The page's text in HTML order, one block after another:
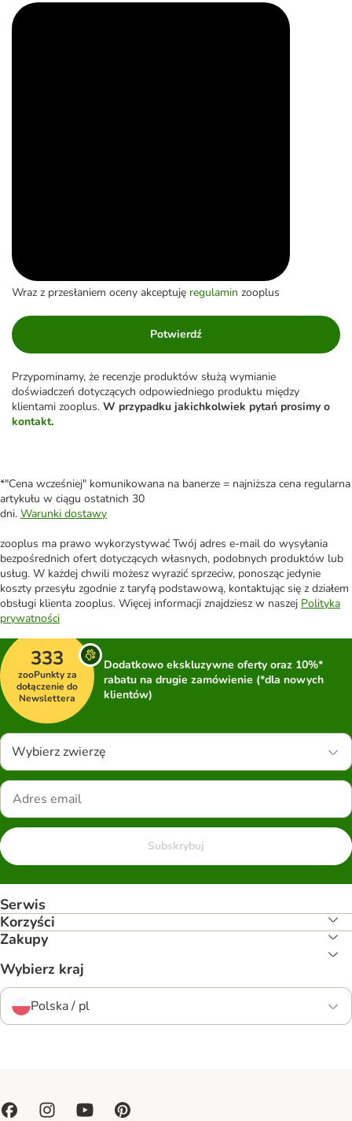
Wraz z przesłaniem oceny akceptuję regulamin zooplus
Potwierdź
Przypominamy, że recenzje produktów służą wymianie
doświadczeń dotyczących odpowiedniego produktu między
klientami zooplus. W przypadku jakichkolwiek pytań prosimy o
kontakt.
*"Cena wcześniej" komunikowana na banerze = najniższa cena regularna
artykułu w ciągu ostatnich 30
dni. Warunki dostawy
zooplus ma prawo wykorzystywać Twój adres e-mail do wysyłania
bezpośrednich ofert dotyczących własnych, podobnych produktów lub
usług. W każdej chwili możesz wyrazić sprzeciw, ponosząc jedynie
koszty przesyłu zgodnie z taryfą podstawową, kontaktując się z działem
obsługi klienta zooplus. Więcej informacji znajdziesz w naszej Polityka
prywatności
333
zooPunkty za
dołączenie do
Newslettera
Dodatkowo ekskluzywne oferty oraz 10%*
rabatu na drugie zamówienie (*dla nowych
klientów)
Wybierz zwierzę
Subskrybuj
Serwis
Korzyści
Zakupy
Wybierz kraj
Polska / pl